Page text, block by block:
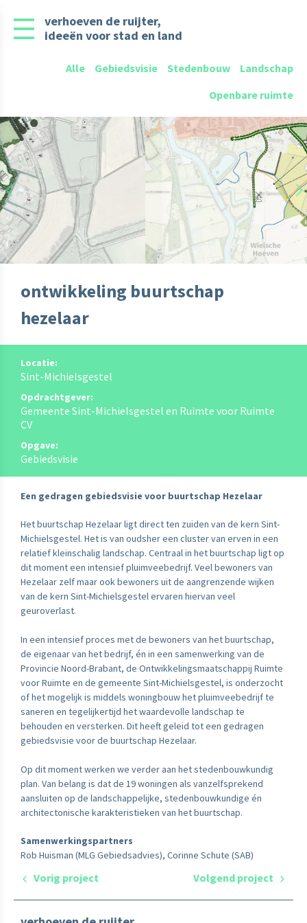
verhoeven de ruijter,
ideeën voor stad en land
Alle Gebiedsvisie Stedenbouw
Landschap
Openbare ruimte
Previous
ontwikkeling buurtschap
hezelaar
Locatie:
Sint-Michielsgestel
Opdrachtgever:
Gemeente Sint-Michielsgestel en Ruimte voor Ruimte
CV
Opgave:
Gebiedsvisie
Een gedragen gebiedsvisie voor buurtschap Hezelaar
Het buurtschap Hezelaar ligt direct ten zuiden van de kern Sint-
Michielsgestel. Het is van oudsher een cluster van erven in een
relatief kleinschalig landschap. Centraal in het buurtschap ligt op
dit moment een intensief pluimveebedrijf. Veel bewoners van
Hezelaar zelf maar ook bewoners uit de aangrenzende wijken
van de kern Sint-Michielsgestel ervaren hiervan veel
geuroverlast.
In een intensief proces met de bewoners van het buurtschap,
de eigenaar van het bedrijf, én in een samenwerking van de
Provincie Noord-Brabant, de Ontwikkelingsmaatschappij Ruimte
voor Ruimte en de gemeente Sint-Michielsgestel, is onderzocht
of het mogelijk is middels woningbouw het pluimveebedrijf te
saneren en tegelijkertijd het waardevolle landschap te
behouden en versterken. Dit heeft geleid tot een gedragen
gebiedsvisie voor de buurtschap Hezelaar.
Op dit moment werken we verder aan het stedenbouwkundig
plan. Van belang is dat de 19 woningen als vanzelfsprekend
aansluiten op de landschappelijke, stedenbouwkundige én
architectonische karakteristieken van het buurtschap.
Samenwerkingspartners
Rob Huisman (MLG Gebiedsadvies), Corinne Schute (SAB)
Vorig project Volgend project